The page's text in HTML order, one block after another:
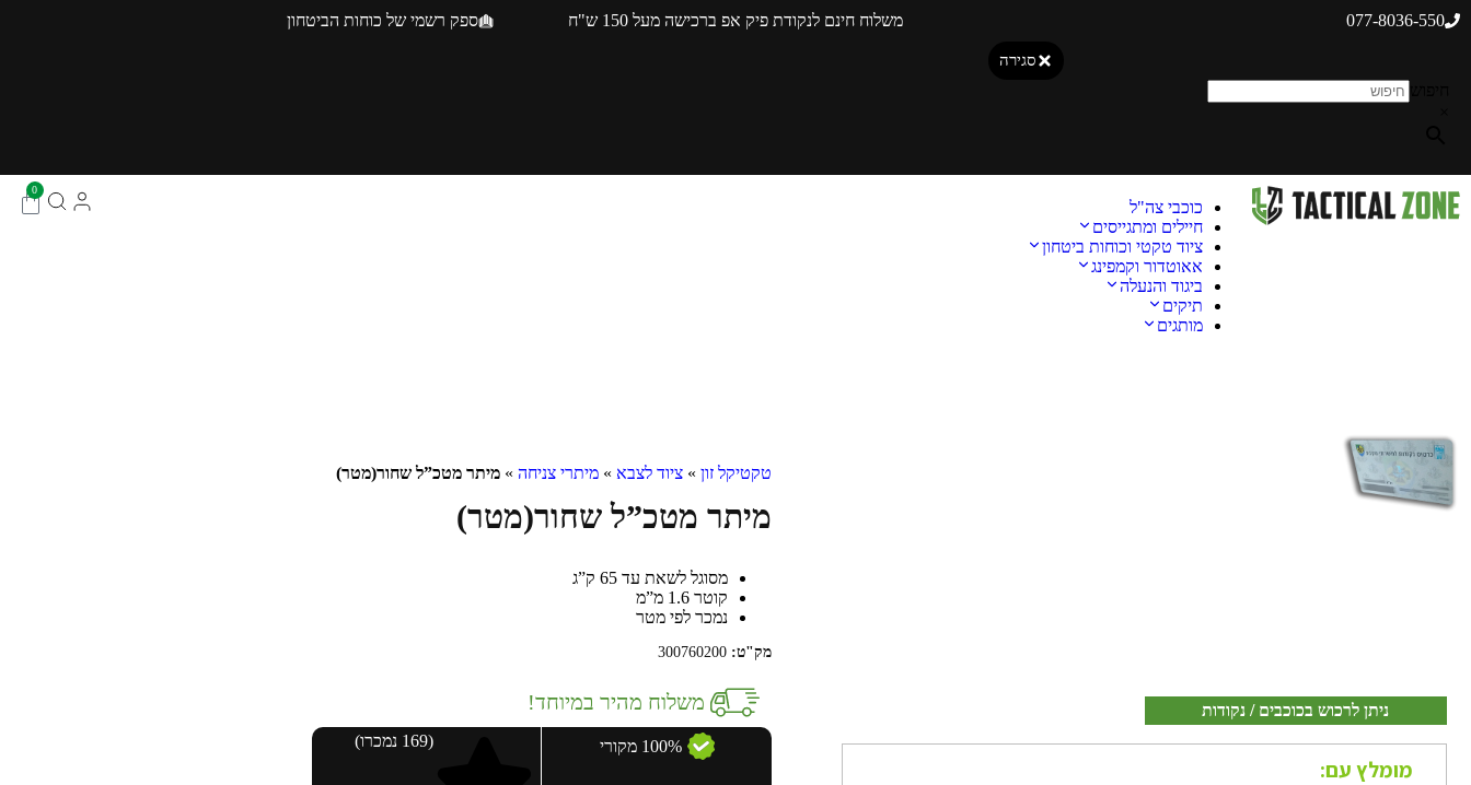
077-8036-550 משלוח חינם לנקודת פיק אפ ברכישה מעל 150 ש"ח ספק רשמי של כוחות הביטחון
סגירה
כוכבי צה"ל
חיילים ומתגייסים
ציוד טקטי וכוחות ביטחון
אאוטדור וקמפינג
ביגוד והנעלה
תיקים
מותגים
0
ניתן לרכוש בכוכבים / נקודות
מומלץ עם:
טקטיקל זון » ציוד לצבא » מיתרי צניחה » מיתר מטכ”ל שחור(מטר)
מיתר מטכ”ל שחור(מטר)
מסוגל לשאת עד 65 ק”ג
קוטר 1.6 מ”מ
נמכר לפי מטר
מק"ט:
משלוח מהיר במיוחד!
100% מקורי (169 נמכרו)